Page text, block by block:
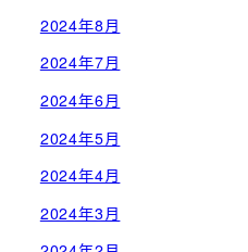
2024年8月
2024年7月
2024年6月
2024年5月
2024年4月
2024年3月